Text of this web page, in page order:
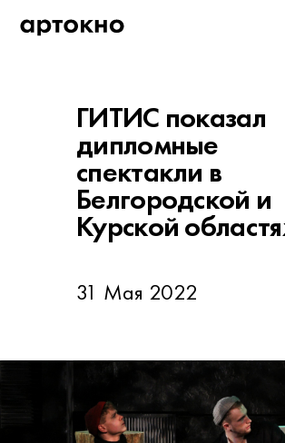
ГИТИС показал
дипломные
спектакли в
Белгородской и
Курской
31 Мая 2022